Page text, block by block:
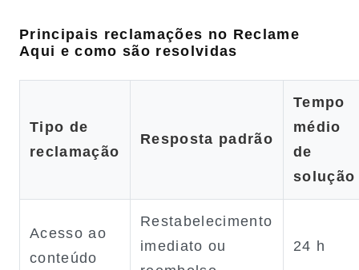
Principais reclamações no Reclame
Aqui e como são resolvidas
Tipo de
reclamação
Resposta padrão
Tempo
médio
de
solução
Acesso ao
conteúdo
Restabelecimento
imediato ou
24 h